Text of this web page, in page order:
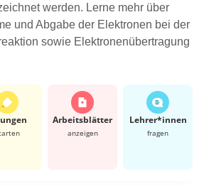
werden. Lerne mehr über
und Abgabe der Elektronen bei der
sowie Elektronenübertragung
Arbeits­blätter
anzeigen
Lehrer*​innen
fragen